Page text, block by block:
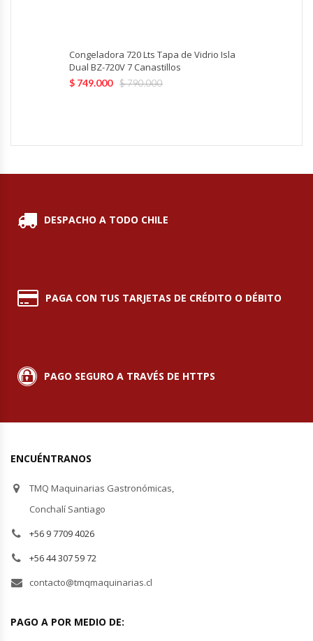
Hornos Industriales
Lavavajillas
Licuadoras Industriales
Moledoras De Carne
Molinillos Para Café
Mural De Lácteos
Ofertas Del Mes
Ollas Arroceras
Congeladora 720 Lts Tapa de Vidrio Isla
Dual BZ-720V 7 Canastillos
$790.000
$ 749.000
DESPACHO A TODO CHILE
PAGA CON TUS TARJETAS DE CRÉDITO O DÉBITO
PAGO SEGURO A TRAVÉS DE HTTPS
ENCUÉNTRANOS
TMQ Maquinarias Gastronómicas,
Conchalí Santiago
+56 9 7709 4026
+56 44 307 59 72
contacto@tmqmaquinarias.cl
PAGO A POR MEDIO DE: